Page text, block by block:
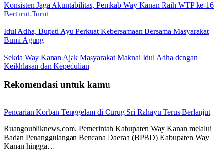
Konsisten Jaga Akuntabilitas, Pemkab Way Kanan Raih WTP ke-16
Berturut-Turut
Idul Adha, Bupati Ayu Perkuat Kebersamaan Bersama Masyarakat
Bumi Agung
Sekda Way Kanan Ajak Masyarakat Maknai Idul Adha dengan
Keikhlasan dan Kepedulian
Rekomendasi untuk kamu
Pencarian Korban Tenggelam di Curug Sri Rahayu Terus Berlanjut
Ruangoubliknews.com. Pemerintah Kabupaten Way Kanan melalui
Badan Penanggulangan Bencana Daerah (BPBD) Kabupaten Way
Kanan hingga…